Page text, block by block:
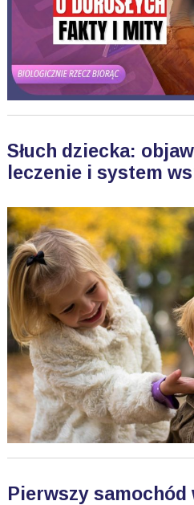
Słuch dziecka:
leczenie i system
Pierwszy samochód